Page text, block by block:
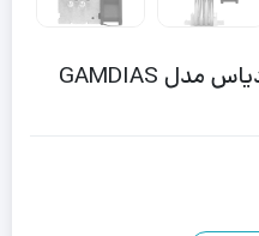
خنک کننده پردازنده گیم دیاس مدل GAMDIAS